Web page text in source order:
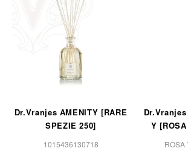
Dr.Vranjes AMENITY [RARE
SPEZIE 250]
1015436130718
Y
ROSA